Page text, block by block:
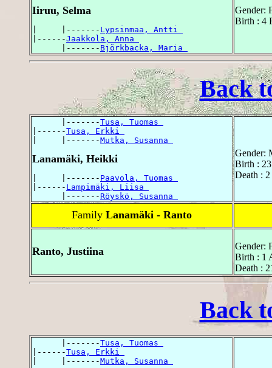
Iiruu, Selma
|     |------- Lypsinmaa, Antti
|------Jaakkola, Anna
      |-------
Björkbacka, Maria
Gender:
Birth : 4
Back
      |-------
Tusa, Tuomas
|------Tusa, Erkki
|     |-------Mutka, Susanna
Lanamäki, Heikki
|     |------- Paavola, Tuomas
|------ Lampimäki, Liisa
      |-------
Röyskö, Susanna
Gender:
Birth :
Death :
Family Lanamäki - Ranto
Ranto, Justiina
Gender:
Birth : 1
Death :
Back
      |-------
Tusa, Tuomas
|------Tusa, Erkki
|     |-------Mutka, Susanna